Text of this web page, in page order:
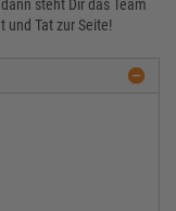
steht Dir das Team
und Tat zur Seite!